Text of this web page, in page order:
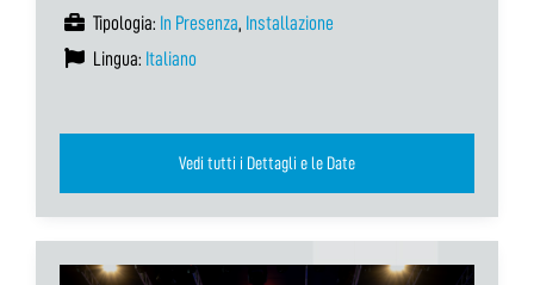
Tipologia: In Presenza, Installazione
Lingua: Italiano
Vedi tutti i Dettagli e le Date